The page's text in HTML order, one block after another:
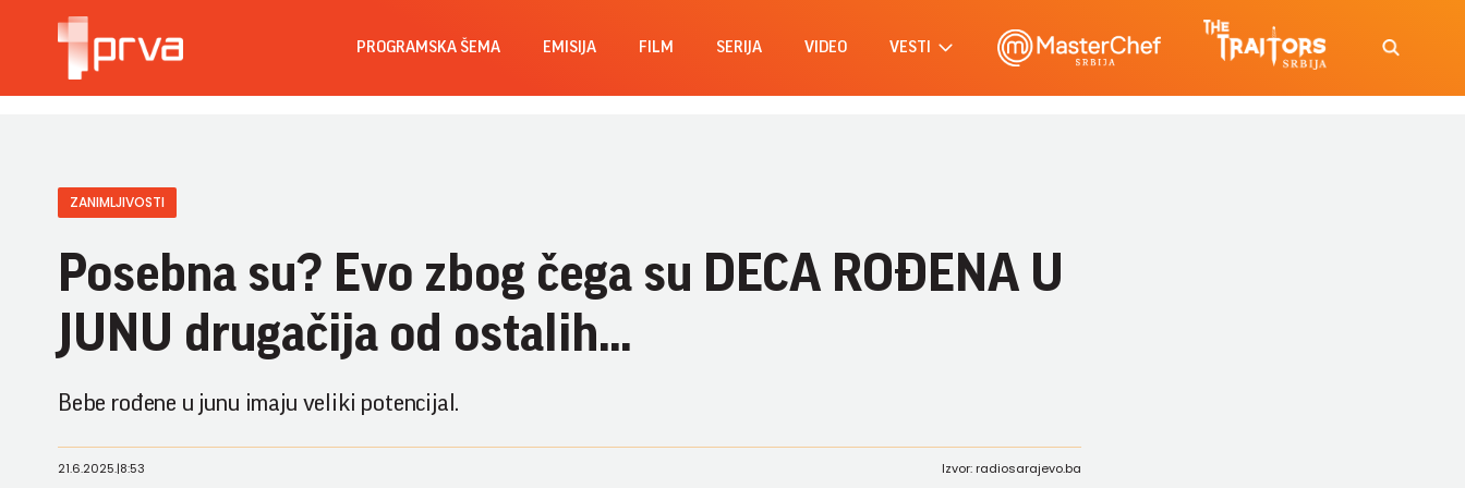
PROGRAMSKA ŠEMA EMISIJA FILM SERIJA VIDEO VESTI
ZANIMLJIVOSTI
Posebna su? Evo zbog čega su DECA ROĐENA U
JUNU drugačija od ostalih...
Bebe rođene u junu imaju veliki potencijal.
21.6.2025.|8:53 Izvor: radiosarajevo.ba